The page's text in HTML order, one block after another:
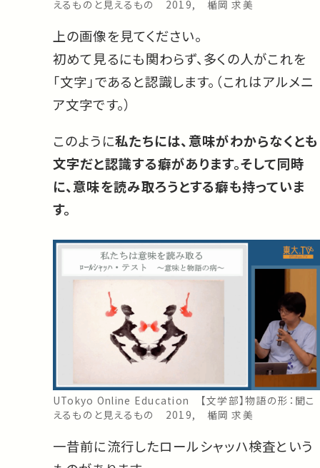
えるものと見えるもの 2019, 楯岡 求美
上の画像を見てください。
初めて見るにも関わらず、多くの人がこれを
「文字」であると認識します。（これはアルメニ
ア文字です。）
このように私たちには、意味がわからなくとも
文字だと認識する癖があります。そして同時
に、意味を読み取ろうとする癖も持っていま
す。
UTokyo Online Education 【文学部】物語の形：聞こ
えるものと見えるもの 2019, 楯岡 求美
一昔前に流行したロールシャッハ検査という